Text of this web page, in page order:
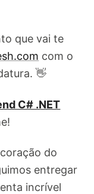
que vai te
com o
👋
C# .NET
do
entregar
incrível